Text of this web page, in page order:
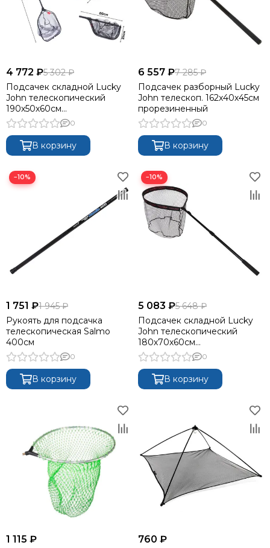
4 772 ₽5 302 ₽
Подсачек складной Lucky
John телескопический
190х50х60см
прорезиненный
0
В корзину
6 557 ₽7 285 ₽
Подсачек разборный Lucky
John телескоп. 162x40х45см
прорезиненный
0
В корзину
−10%
1 751 ₽1 945 ₽
Рукоять для подсачка
телескопическая Salmo
400см
0
В корзину
−10%
5 083 ₽5 648 ₽
Подсачек складной Lucky
John телескопический
180х70х60см
прорезиненный плавающий
0
В корзину
1 115 ₽ 760 ₽